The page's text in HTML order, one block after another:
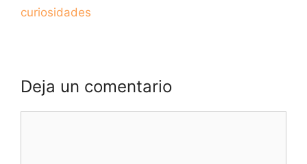
curiosidades
Deja un comentario